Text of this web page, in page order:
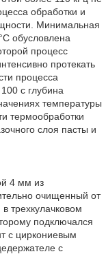
обработки и
Минимальная
обусловлена
процесс
протекать
процесса
с глубина
температуры
термообработки
слоя пасты и
4 мм из
очищенный от
трехкулачковом
подключался
с циркониевым
с